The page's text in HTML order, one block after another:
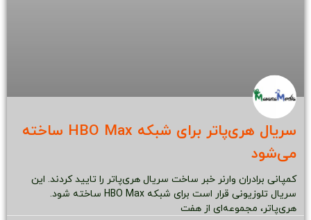
سریال هری‌پاتر برای شبکه HBO Max ساخته
می‌شود
کمپانی برادران وارنر خبر ساخت سریال هری‌پاتر را تایید کردند. این
سریال تلوزیونی قرار است برای شبکه HBO Max ساخته شود.
هری‌پاتر، مجموعه‌ای از هفت